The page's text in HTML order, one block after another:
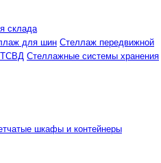
склада
для шин Стеллаж передвижной
ТСВД Стеллажные системы хранения
шкафы и контейнеры